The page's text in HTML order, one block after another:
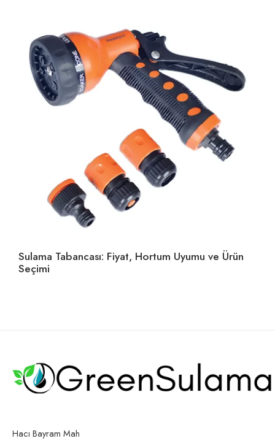
Sulama Tabancası: Fiyat, Hortum Uyumu ve Ürün
Seçimi
Hacı Bayram Mah